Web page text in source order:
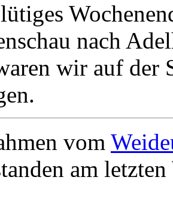
nach
wir auf der
vom
am